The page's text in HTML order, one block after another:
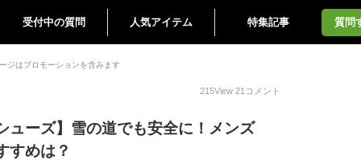
受付中の質問 人気アイテム 特集記事 質問
ジはプロモーションを含みます
215View 21 コメント
ューズ】雪の道でも安全に！メンズ
すめは？